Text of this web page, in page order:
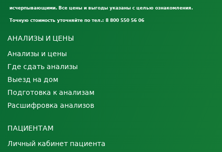
исчерпывающими. Все цены и выгоды указаны с целью ознакомления.
Точную стоимость уточняйте по тел.: 8 800 550 56 06
АНАЛИЗЫ И ЦЕНЫ
Анализы и цены
Где сдать анализы
Выезд на дом
Подготовка к анализам
Расшифровка анализов
ПАЦИЕНТАМ
Личный кабинет пациента